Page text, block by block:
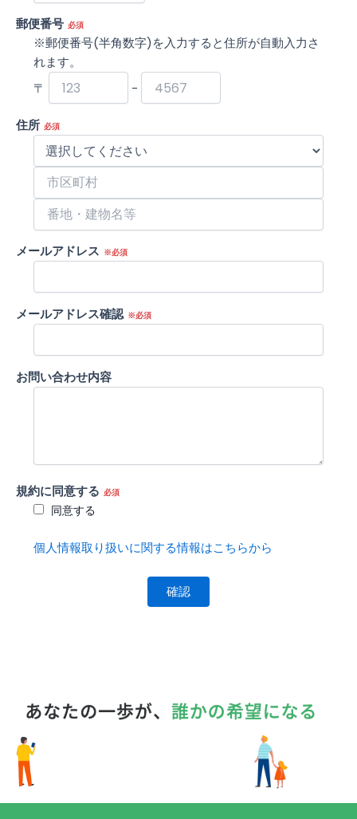
郵便番号 必須
※郵便番号(半角数字)を入力すると住所が自動入力さ
れます。
〒
-
住所 必須
メールアドレス ※必須
メールアドレス確認 ※必須
お問い合わせ内容
規約に同意する 必須
同意する
個人情報取り扱いに関する情報はこちらから